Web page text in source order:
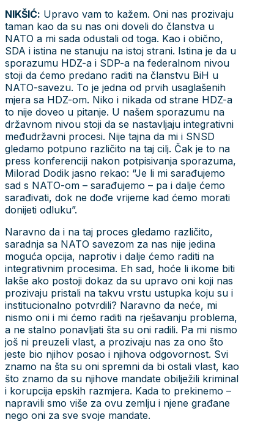
NIKŠIĆ: Upravo vam to kažem. Oni nas prozivaju
taman kao da su nas oni doveli do članstva u
NATO a mi sada odustali od toga. Kao i obično,
SDA i istina ne stanuju na istoj strani. Istina je da u
sporazumu HDZ-a i SDP-a na federalnom nivou
stoji da ćemo predano raditi na članstvu BiH u
NATO-savezu. To je jedna od prvih usaglašenih
mjera sa HDZ-om. Niko i nikada od strane HDZ-a
to nije doveo u pitanje. U našem sporazumu na
državnom nivou stoji da se nastavljaju integrativni
međudržavni procesi. Nije tajna da mi i SNSD
gledamo potpuno različito na taj cilj. Čak je to na
press konferenciji nakon potpisivanja sporazuma,
Milorad Dodik jasno rekao: “Je li mi sarađujemo
sad s NATO-om – sarađujemo – pa i dalje ćemo
sarađivati, dok ne dođe vrijeme kad ćemo morati
donijeti odluku”.
Naravno da i na taj proces gledamo različito,
saradnja sa NATO savezom za nas nije jedina
moguća opcija, naprotiv i dalje ćemo raditi na
integrativnim procesima. Eh sad, hoće li ikome biti
lakše ako postoji dokaz da su upravo oni koji nas
prozivaju pristali na takvu vrstu ustupka koju su i
institucionalno potvrdili? Naravno da neće, mi
nismo oni i mi ćemo raditi na rješavanju problema,
a ne stalno ponavljati šta su oni radili. Pa mi nismo
još ni preuzeli vlast, a prozivaju nas za ono što
jeste bio njihov posao i njihova odgovornost. Svi
znamo na šta su oni spremni da bi ostali vlast, kao
što znamo da su njihove mandate obilježili kriminal
i korupcija epskih razmjera. Kada to prekinemo –
napravili smo više za ovu zemlju i njene građane
nego oni za sve svoje mandate.